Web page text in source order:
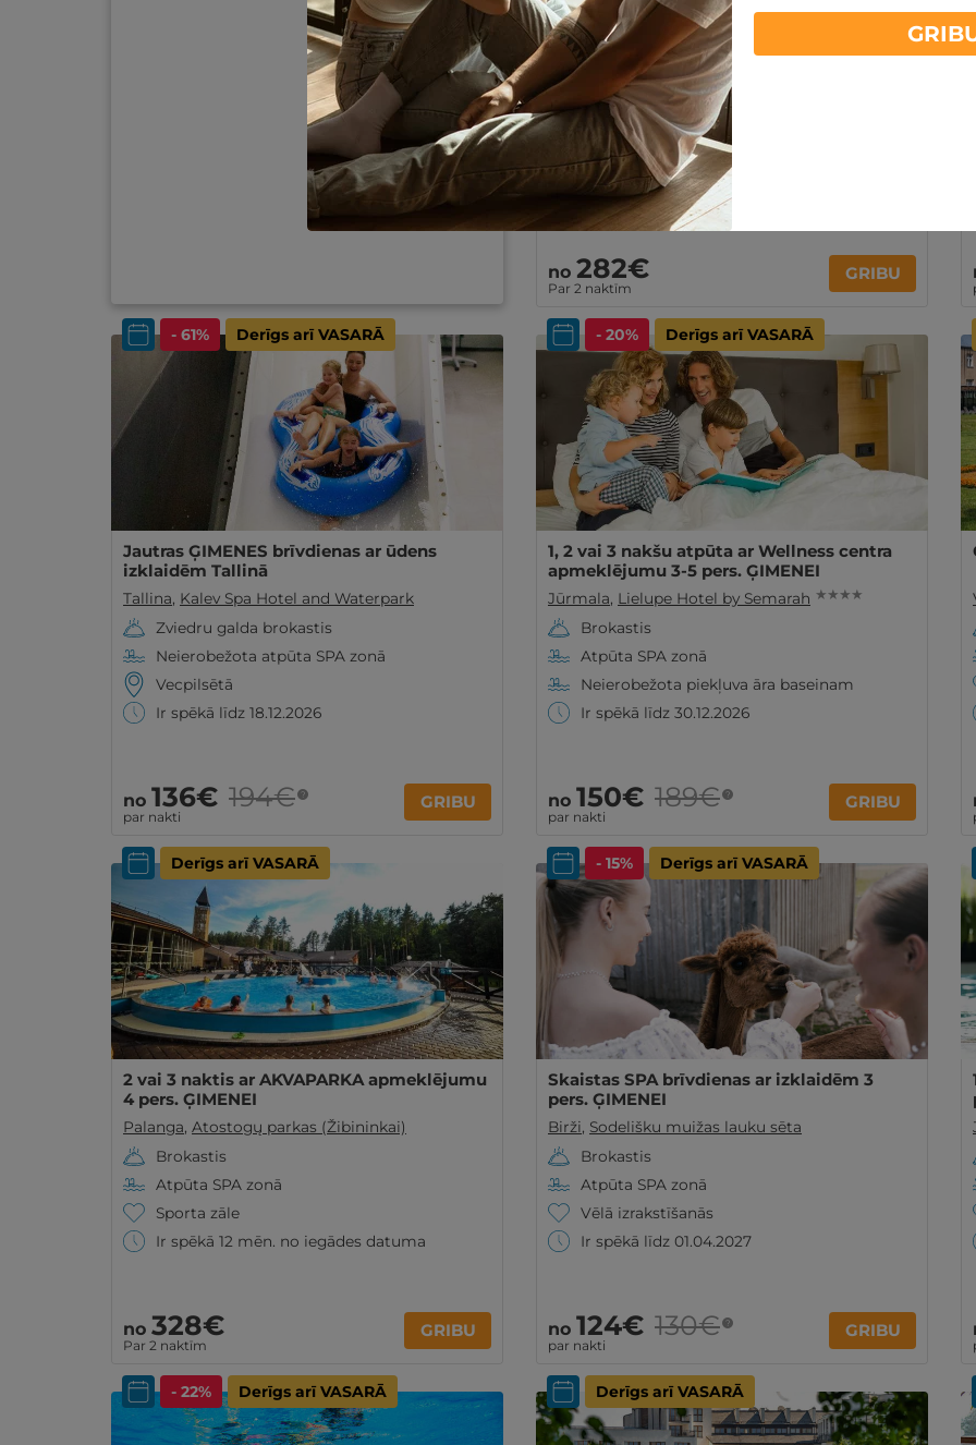
ĪPAŠAIS — 2 naktis, ēdināšana un
PROCEDŪRAS VIENAM, DIVIEM vai 3-4
pers. ĢIMENEI
Birštona , Eglės sanatorija Birštonā
Pilna ēdināšana
Attālināta ārsta konsultācija
Neierobežota atpūta SPA zonā
Ir spēkā līdz 24.12.2026
no 282€
Par 2 naktīm
GRIBU
- 61% Derīgs arī VASARĀ
Jautras ĢIMENES brīvdienas ar ūdens
izklaidēm Tallinā
Tallina, Kalev Spa Hotel and Waterpark
Zviedru galda brokastis
Neierobežota atpūta SPA zonā
Vecpilsētā
Ir spēkā līdz 18.12.2026
no 136€
par nakti
194€ ? GRIBU
- 20% Derīgs arī VASARĀ
1, 2 vai 3 nakšu atpūta ar Wellness centra
apmeklējumu 3-5 pers. ĢIMENEI
Jūrmala, Lielupe Hotel by Semarah ★ ★ ★ ★
Brokastis
Atpūta SPA zonā
Neierobežota piekļuva āra baseinam
Ir spēkā līdz 30.12.2026
no 150€
par nakti
189€ ? GRIBU
Derīgs arī VASARĀ
2 vai 3 naktis ar AKVAPARKA apmeklējumu
4 pers. ĢIMENEI
Palanga, Atostogų parkas (Žibininkai)
Brokastis
Atpūta SPA zonā
Sporta zāle
Ir spēkā 12 mēn. no iegādes datuma
no 328€
Par 2 naktīm
GRIBU
- 15% Derīgs arī VASARĀ
Skaistas SPA brīvdienas ar izklaidēm 3
pers. ĢIMENEI
Birži, Sodelišku muižas lauku sēta
Brokastis
Atpūta SPA zonā
Vēlā izrakstīšanās
Ir spēkā līdz 01.04.2027
no 124€
par nakti
130€ ? GRIBU
- 22% Derīgs arī VASARĀ Derīgs arī VASARĀ